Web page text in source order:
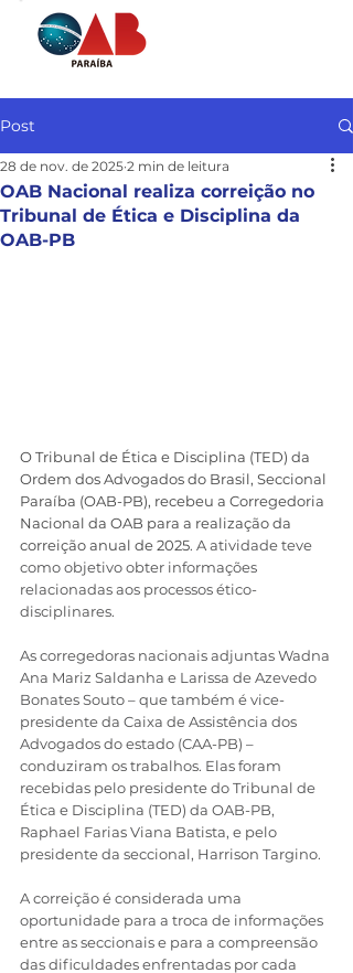
Post
OAB Nacional realiza correição no
Tribunal de Ética e Disciplina da
OAB-PB
28 de nov. de 2025 2 min de leitura
O Tribunal de Ética e Disciplina (TED) da
Ordem dos Advogados do Brasil, Seccional
Paraíba (OAB-PB), recebeu a Corregedoria
Nacional da OAB para a realização da
correição anual de 2025. A atividade teve
como objetivo obter informações
relacionadas aos processos ético-
disciplinares.
As corregedoras nacionais adjuntas Wadna
Ana Mariz Saldanha e Larissa de Azevedo
Bonates Souto – que também é vice-
presidente da Caixa de Assistência dos
Advogados do estado (CAA-PB) –
conduziram os trabalhos. Elas foram
recebidas pelo presidente do Tribunal de
Ética e Disciplina (TED) da OAB-PB,
Raphael Farias Viana Batista, e pelo
presidente da seccional, Harrison Targino.
A correição é considerada uma
oportunidade para a troca de informações
entre as seccionais e para a compreensão
das dificuldades enfrentadas por cada